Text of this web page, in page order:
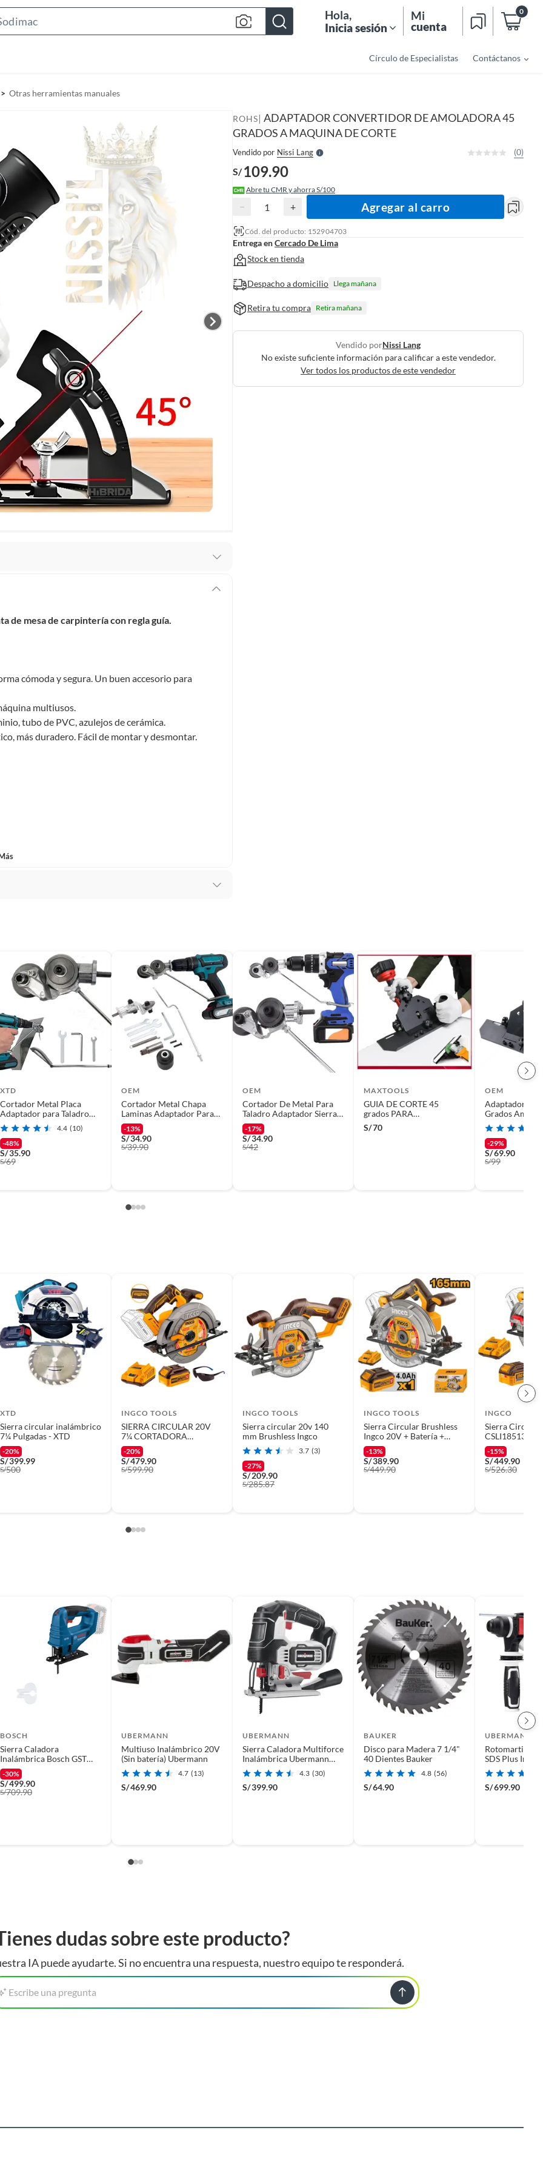
h
a
r
Hola,
Inicia sesión
Mi
cuenta
0
Círculo de Especialistas Contáctanos
Otras herramientas manuales
tenemos
asientos de inodoro con empaque abierto).
y otros productos para asfalto.
sin uso y deberá contar con todos sus accesorios,
(sin rayas, piquetes, abolladuras, manchas,
de mesa de carpintería con regla guía.
cómoda y segura. Un buen accesorio para
multiusos.
tubo de PVC, azulejos de cerámica.
más duradero. Fácil de montar y desmontar.
ROHS| ADAPTADOR CONVERTIDOR DE AMOLADORA 45
GRADOS A MAQUINA DE CORTE
Vendido por Nissi LangS
l
l
r
(0)
S/ 109.90
Abre tu CMR y ahorra S/100
− + Agregar al carro
Cód. del producto: 152904703
Entrega enCercado De Lima
Stock en tienda
Despacho a domicilio Llega mañana
Retira tu compra Retira mañana
Vendido porNissi Lang
No existe suficiente información para calificar a este vendedor.
Ver todos los productos de este vendedor
XTD
Cortador Metal Placa
Adaptador para Taladro
Calamina
4.4 (10)
-48%
S/35.90
S/69
OEM
Cortador Metal Chapa
Laminas Adaptador Para
Taladro
-13%
S/34.90
S/39.90
OEM
Cortador De Metal Para
Taladro Adaptador Sierra
Circular Cizalla
-17%
S/34.90
S/42
MAXTOOLS
GUIA DE CORTE 45
grados PARA
AMOLADORA
S/70
OEM
Adaptador
Grados
Porcelanato
-29%
S/69.90
S/99
XTD
Sierra circular inalámbrico
7¼ Pulgadas - XTD
-20%
S/399.99
S/500
INGCO TOOLS
SIERRA CIRCULAR 20V
7¼ CORTADORA
BRUSHLESS+ BAT 40AH
INGCO
-20%
S/479.90
S/599.90
INGCO TOOLS
Sierra circular 20v 140
mm Brushless Ingco
3.7 (3)
-27%
S/209.90
S/285.87
INGCO TOOLS
Sierra Circular Brushless
Ingco 20V + Batería +
Cargador CSLI16521
-13%
S/389.90
S/449.90
INGCO
Sierra Circular
CSLI18513
7 + Batería
-15%
S/449.90
S/526.30
BOSCH
Sierra Caladora
Inalámbrica Bosch GST
183-LI Sin Bateriacar
-30%
S/499.90
S/709.90
UBERMANN
Multiuso Inalámbrico 20V
(Sin batería) Ubermann
4.7 (13)
S/469.90
UBERMANN
Sierra Caladora Multiforce
Inalámbrica Ubermann
20V (Sin batería)4.3 (30)
S/399.90
BAUKER
Disco para Madera 7 1/4"
40 Dientes Bauker
4.8 (56)
S/64.90
UBERMANN
Rotomartillo
SDS Plus
Ubermann 2J
batería)
S/699.90
dudas sobre este producto?
IA puede ayudarte. Si no encuentra una respuesta, nuestro equipo te responderá.
Escribe una pregunta